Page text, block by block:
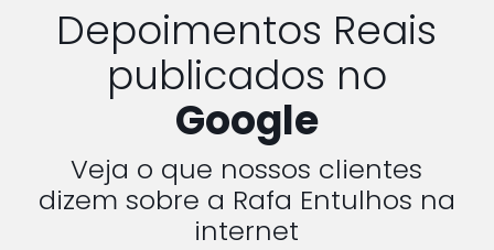
Depoimentos Reais
publicados no
Google
Veja o que nossos clientes
dizem sobre a Rafa Entulhos na
internet